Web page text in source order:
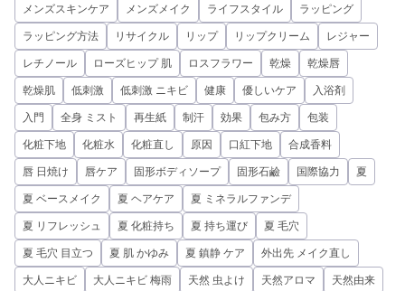
メンズスキンケア メンズメイク ライフスタイル ラッピング
ラッピング方法 リサイクル リップ リップクリーム レジャー
レチノール ローズヒップ 肌 ロスフラワー 乾燥 乾燥唇
乾燥肌 低刺激 低刺激 ニキビ 健康 優しいケア 入浴剤
入門 全身 ミスト 再生紙 制汗 効果 包み方 包装
化粧下地 化粧水 化粧直し 原因 口紅下地 合成香料
唇 日焼け 唇ケア 固形ボディソープ 固形石鹼 国際協力 夏
夏 ベースメイク 夏 ヘアケア 夏 ミネラルファンデ
夏 リフレッシュ 夏 化粧持ち 夏 持ち運び 夏 毛穴
夏 毛穴 目立つ 夏 肌 かゆみ 夏 鎮静 ケア 外出先 メイク直し
大人ニキビ 大人ニキビ 梅雨 天然 虫よけ 天然アロマ 天然由来